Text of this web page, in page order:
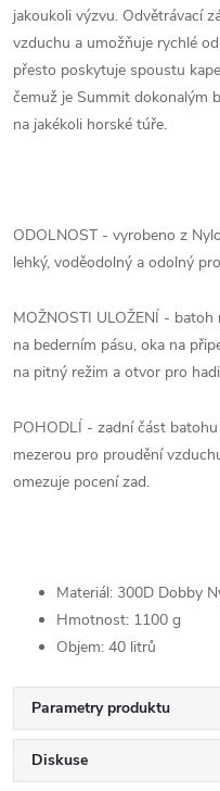
jakoukoli výzvu. Odvětrávací
vzduchu a umožňuje rychlé
přesto poskytuje spoustu
čemuž je Summit dokonalým
na jakékoli horské túře.
ODOLNOST - vyrobeno z
lehký, voděodolný a odolný
MOŽNOSTI ULOŽENÍ -
na bederním pásu, oka na
na pitný režim a otvor pro
POHODLÍ - zadní část
mezerou pro proudění
omezuje pocení zad.
Materiál: 300D Dobby
Hmotnost: 1100 g
Objem: 40 litrů
Parametry produktu
Diskuse